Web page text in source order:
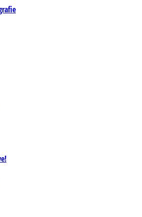
Fotografie